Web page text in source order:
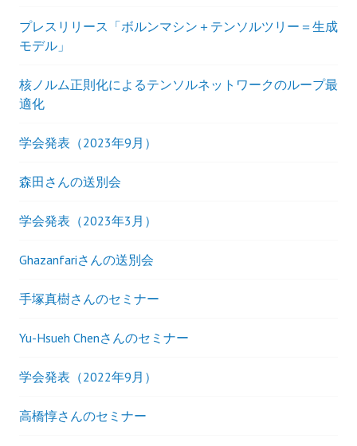
プレスリリース「ボルンマシン＋テンソルツリー＝生成
モデル」
核ノルム正則化によるテンソルネットワークのループ最
適化
学会発表（2023年9月）
森田さんの送別会
学会発表（2023年3月）
Ghazanfariさんの送別会
手塚真樹さんのセミナー
Yu-Hsueh Chenさんのセミナー
学会発表（2022年9月）
高橋惇さんのセミナー